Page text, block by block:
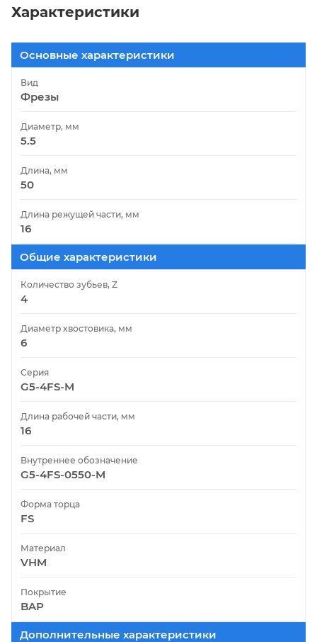
Характеристики
Основные характеристики
Вид
Фрезы
Диаметр, мм
5.5
Длина, мм
50
Длина режущей части, мм
16
Общие характеристики
Количество зубьев, Z
4
Диаметр хвостовика, мм
6
Серия
G5-4FS-M
Длина рабочей части, мм
16
Внутреннее обозначение
G5-4FS-0550-M
Форма торца
FS
Материал
VHM
Покрытие
BAP
Дополнительные характеристики